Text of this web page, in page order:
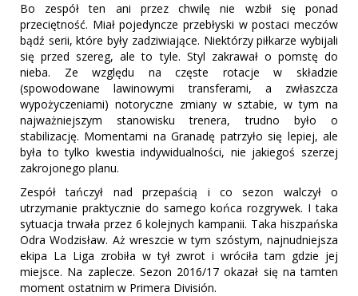
Bo zespół ten ani przez chwilę nie wzbił się ponad
przeciętność. Miał pojedyncze przebłyski w postaci meczów
bądź serii, które były zadziwiające. Niektórzy piłkarze wybijali
się przed szereg, ale to tyle. Styl zakrawał o pomstę do
nieba. Ze względu na częste rotacje w składzie
(spowodowane lawinowymi transferami, a zwłaszcza
wypożyczeniami) notoryczne zmiany w sztabie, w tym na
najważniejszym stanowisku trenera, trudno było o
stabilizację. Momentami na Granadę patrzyło się lepiej, ale
była to tylko kwestia indywidualności, nie jakiegoś szerzej
zakrojonego planu.
Zespół tańczył nad przepaścią i co sezon walczył o
utrzymanie praktycznie do samego końca rozgrywek. I taka
sytuacja trwała przez 6 kolejnych kampanii. Taka hiszpańska
Odra Wodzisław. Aż wreszcie w tym szóstym, najnudniejsza
ekipa La Liga zrobiła w tył zwrot i wróciła tam gdzie jej
miejsce. Na zaplecze. Sezon 2016/17 okazał się na tamten
moment ostatnim w Primera División.